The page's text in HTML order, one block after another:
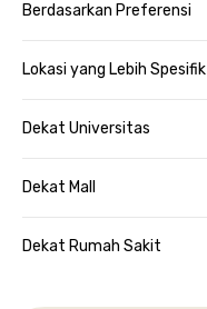
Berdasarkan Preferensi
Lokasi yang Lebih Spesifik
Dekat Universitas
Dekat Mall
Dekat Rumah Sakit